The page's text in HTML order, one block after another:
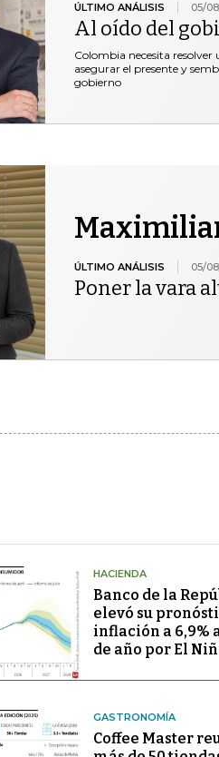
ÚLTIMO ANÁLISIS 05/
Al oído del
Colombia necesita resolver
asegurar el presente y
gobierno
ÚLTIMO ANÁLISIS 05/
Poner la vara
HACIENDA
Banco de la
elevó su
inflación a 6,9%
de año por El
GASTRONOMÍA
Coffee Master